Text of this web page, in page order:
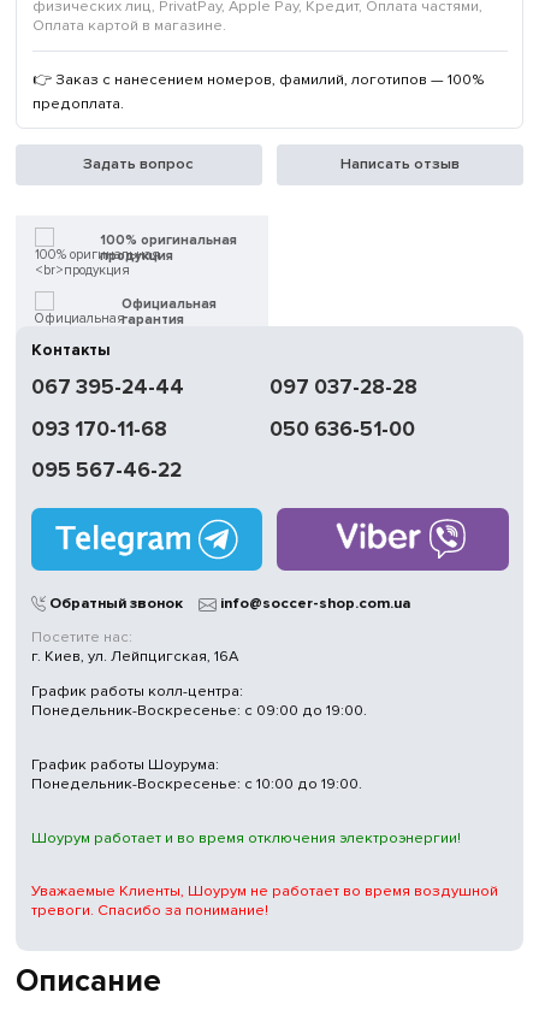
физических лиц, PrivatPay, Apple Pay, Кредит, Оплата частями,
Оплата картой в магазине.
👉 Заказ с нанесением номеров, фамилий, логотипов — 100%
предоплата.
Задать вопрос Написать отзыв
100% оригинальная
продукция
Официальная
гарантия
доставка
Обмен | Возвращение
без выходных
Магазины
в Киеве
Описание
Контакты
067 395-24-44
097 037-28-28
093 170-11-68
050 636-51-00
095 567-46-22
Обратный звонок
info@soccer-shop.com.ua
Посетите нас:
г. Киев, ул. Лейпцигская, 16А
График работы колл-центра:
Понедельник-Воскресенье: с 09:00 до 19:00.
График работы Шоурума:
Понедельник-Воскресенье: с 10:00 до 19:00.
Шоурум работает и во время отключения электроэнергии!
Уважаемые Клиенты, Шоурум не работает во время воздушной
тревоги. Спасибо за понимание!